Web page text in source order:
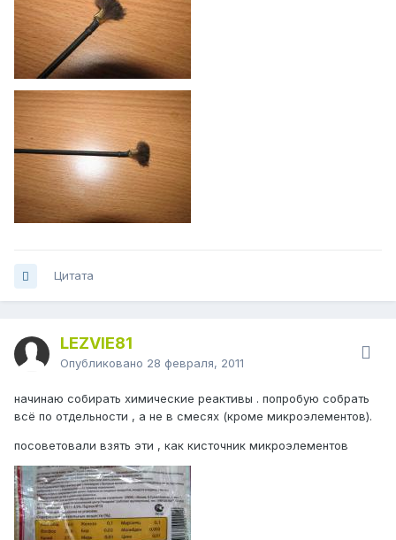
Цитата
LEZVIE81
Опубликовано 28 февраля, 2011
начинаю собирать химические реактивы . попробую собрать
всё по отдельности , а не в смесях (кроме микроэлементов).
посоветовали взять эти , как кисточник микроэлементов